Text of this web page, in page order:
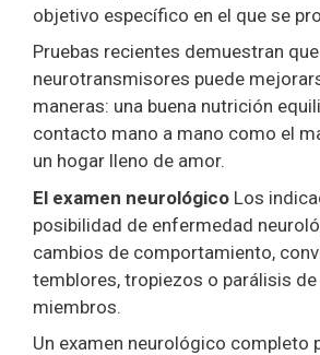
objetivo específico en el que se
Pruebas recientes demuestran
neurotransmisores puede
maneras: una buena nutrición
contacto mano a mano como el
un hogar lleno de amor.
El examen neurológico Los
posibilidad de enfermedad
cambios de comportamiento,
temblores, tropiezos o parálisis
miembros.
Un examen neurológico completo